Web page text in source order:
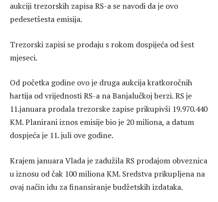
aukciji trezorskih zapisa RS-a se navodi da je ovo
pedesetšesta emisija.
Trezorski zapisi se prodaju s rokom dospijeća od šest
mjeseci.
Od početka godine ovo je druga aukcija kratkoročnih
hartija od vrijednosti RS-a na Banjalučkoj berzi. RS je
11.januara prodala trezorske zapise prikupivši 19.970.440
KM. Planirani iznos emisije bio je 20 miliona, a datum
dospjeća je 11. juli ove godine.
Krajem januara Vlada je zadužila RS prodajom obveznica
u iznosu od čak 100 miliona KM. Sredstva prikupljena na
ovaj način idu za finansiranje budžetskih izdataka.